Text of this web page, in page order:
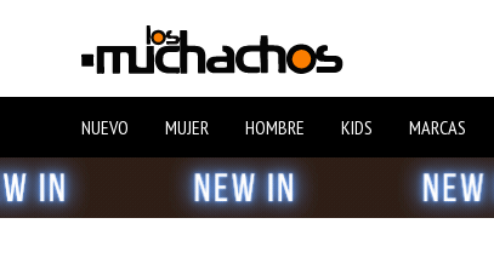
NUEVO MUJER HOMBRE KIDS MARCAS